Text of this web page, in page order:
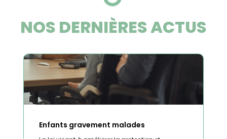
NOS DERNIÈRES ACTUS
Enfants gravement malades